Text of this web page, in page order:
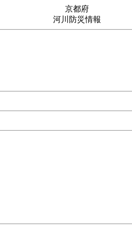
京都府
河川防災情報